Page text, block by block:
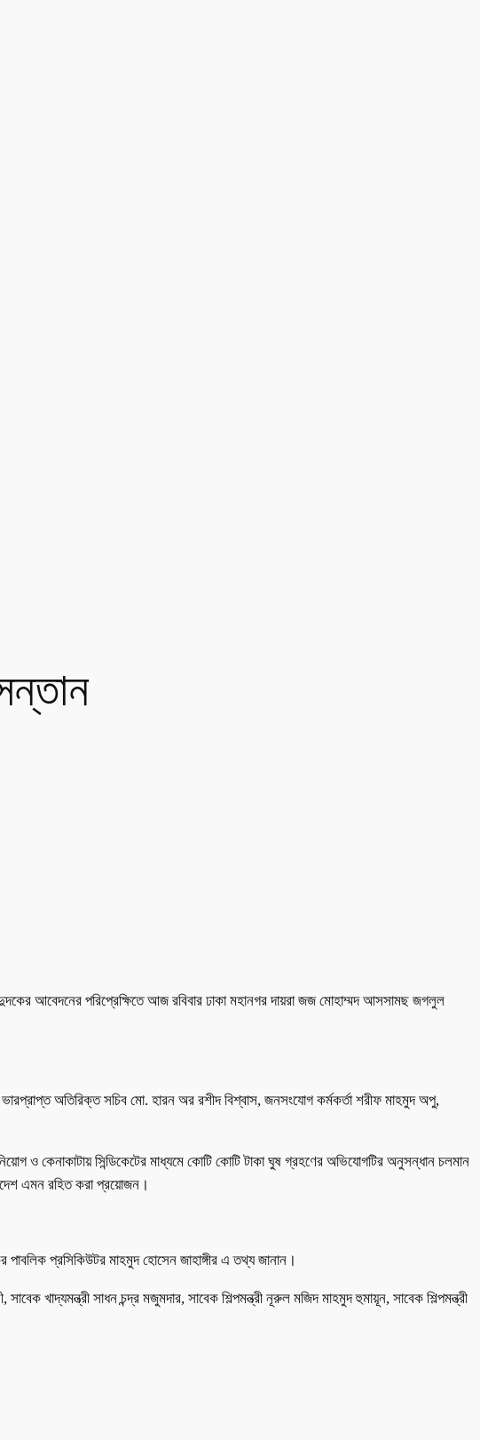
দুদকের আবেদনের পরিপ্রেক্ষিতে আজ রবিবার ঢাকা মহানগর দায়রা জজ মোহাম্মদ আসসামছ জগলুল
ভারপ্রাপ্ত অতিরিক্ত সচিব মো. হারন অর রশীদ বিশ্বাস, জনসংযোগ কর্মকর্তা শরীফ মাহমুদ অপু,
ও কেনাকাটায় সিন্ডিকেটের মাধ্যমে কোটি কোটি টাকা ঘুষ গ্রহণের অভিযোগটির অনুসন্ধান চলমান
এমন রহিত করা প্রয়োজন।
প্রসিকিউটর মাহমুদ হোসেন জাহাঙ্গীর এ তথ্য জানান।
সাবেক খাদ্যমন্ত্রী সাধন চন্দ্র মজুমদার, সাবেক শিল্পমন্ত্রী নূরুল মজিদ মাহমুদ হুমায়ূন, সাবেক শিল্পমন্ত্রী